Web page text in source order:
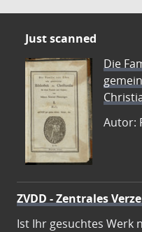
Just scanned
Die
Autor:
ZVDD - Zentrales
Ist Ihr gesuchtes Werk